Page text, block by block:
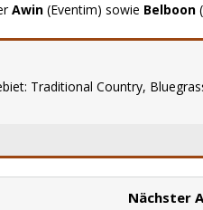
Awin (Eventim) sowie Belboon
Traditional Country,
Nächster